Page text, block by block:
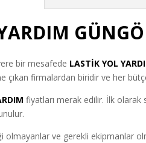
bir mesafede LASTİK YOL
çıkan firmalardan biridir ve her
fiyatları merak edilir. İlk
olmayanlar ve gerekli ekipmanlar